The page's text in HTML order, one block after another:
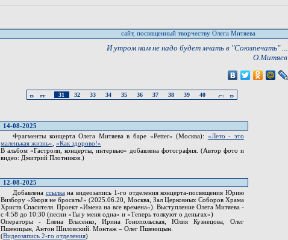
сайт, посвященный творчеству Олега Митяева
И утром нам не надо будет мчать в "Союзпечать" ...
О.Митяев
31 32 33 34 35 36 37 38 39 40
14-08-2025
Фрагменты концерта Олега Митяева в баре «Petter» (Москва): «Лето - это
маленькая жизнь» «Как здорово!»
В альбом «Гастроли, концерты, интервью» добавлена фотография. (Автор фото и
видео: Дмитрий Плотников.)
12-08-2025
Добавлена ссылкана видеозапись 1-го отделения концерта-посвящения Юрию
Визбору «Якоря не бросать!» (2025.06.20, Москва, Зал Церковных Соборов Храма
Христа Спасителя. Проект «Имена на все времена»). Выступление Олега Митяева -
с 4:58 до 10:30 (песни «Ты у меня одна» и «Теперь толкуют о деньгах»)
Операторы - Елена Власенко, Ирина Гонопольская, Юлия Кузнецова, Олег
Пшеницын, Антон Шиловский. Монтаж – Олег Пшеницын.
(Видеозапись 2-го отделения)